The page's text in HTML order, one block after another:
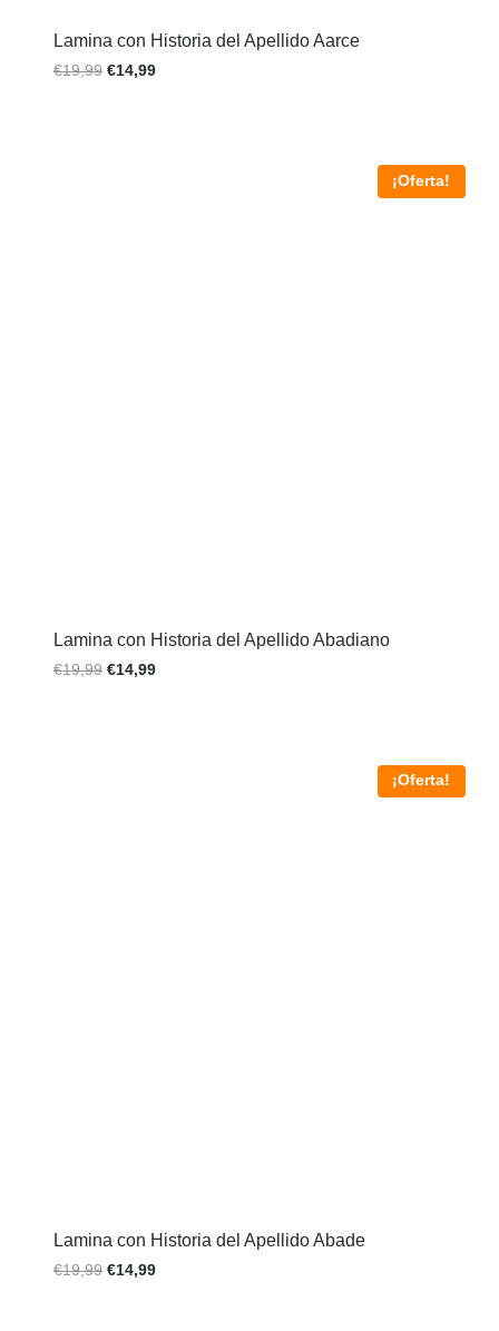
Lamina con Historia del Apellido Aarce
€19,99 €14,99
¡Oferta!
Lamina con Historia del Apellido Abadiano
€19,99 €14,99
¡Oferta!
Lamina con Historia del Apellido Abade
€19,99 €14,99